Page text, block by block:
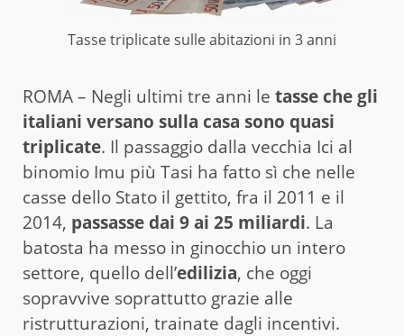
Tasse triplicate sulle abitazioni in 3 anni
ROMA – Negli ultimi tre anni le tasse che gli
italiani versano sulla casa sono quasi
triplicate. Il passaggio dalla vecchia Ici al
binomio Imu più Tasi ha fatto sì che nelle
casse dello Stato il gettito, fra il 2011 e il
2014, passasse dai 9 ai 25 miliardi. La
batosta ha messo in ginocchio un intero
settore, quello dell’edilizia, che oggi
sopravvive soprattutto grazie alle
ristrutturazioni, trainate dagli incentivi.